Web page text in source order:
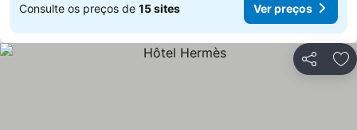
Consulte os preços de 15 sites Ver preços
Partilhar